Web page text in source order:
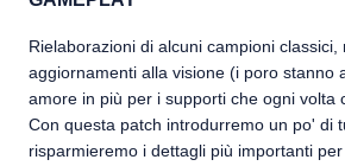
Rielaborazioni di alcuni campioni classici,
aggiornamenti alla visione (i poro stanno
amore in più per i supporti che ogni volta
Con questa patch introdurremo un po' di
risparmieremo i dettagli più importanti per